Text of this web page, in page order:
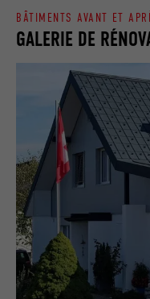
GALERIE DE
BÂTIMENTS AVANT ET
UTILITÉ
NOM
FOURNISSEUR
EXPIRATION
UTILITÉ